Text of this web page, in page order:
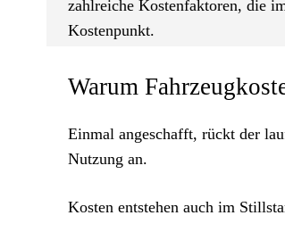
zahlreiche Kostenfaktoren, die
Kostenpunkt.
Warum
Einmal angeschafft, rückt der
Nutzung an.
Kosten entstehen auch im